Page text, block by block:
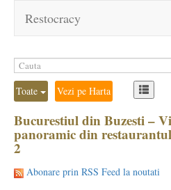
Restocracy
Toate Vezi pe Harta
Bucurestiul din Buzesti –
panoramic din
2
Abonare prin RSS Feed la noutati